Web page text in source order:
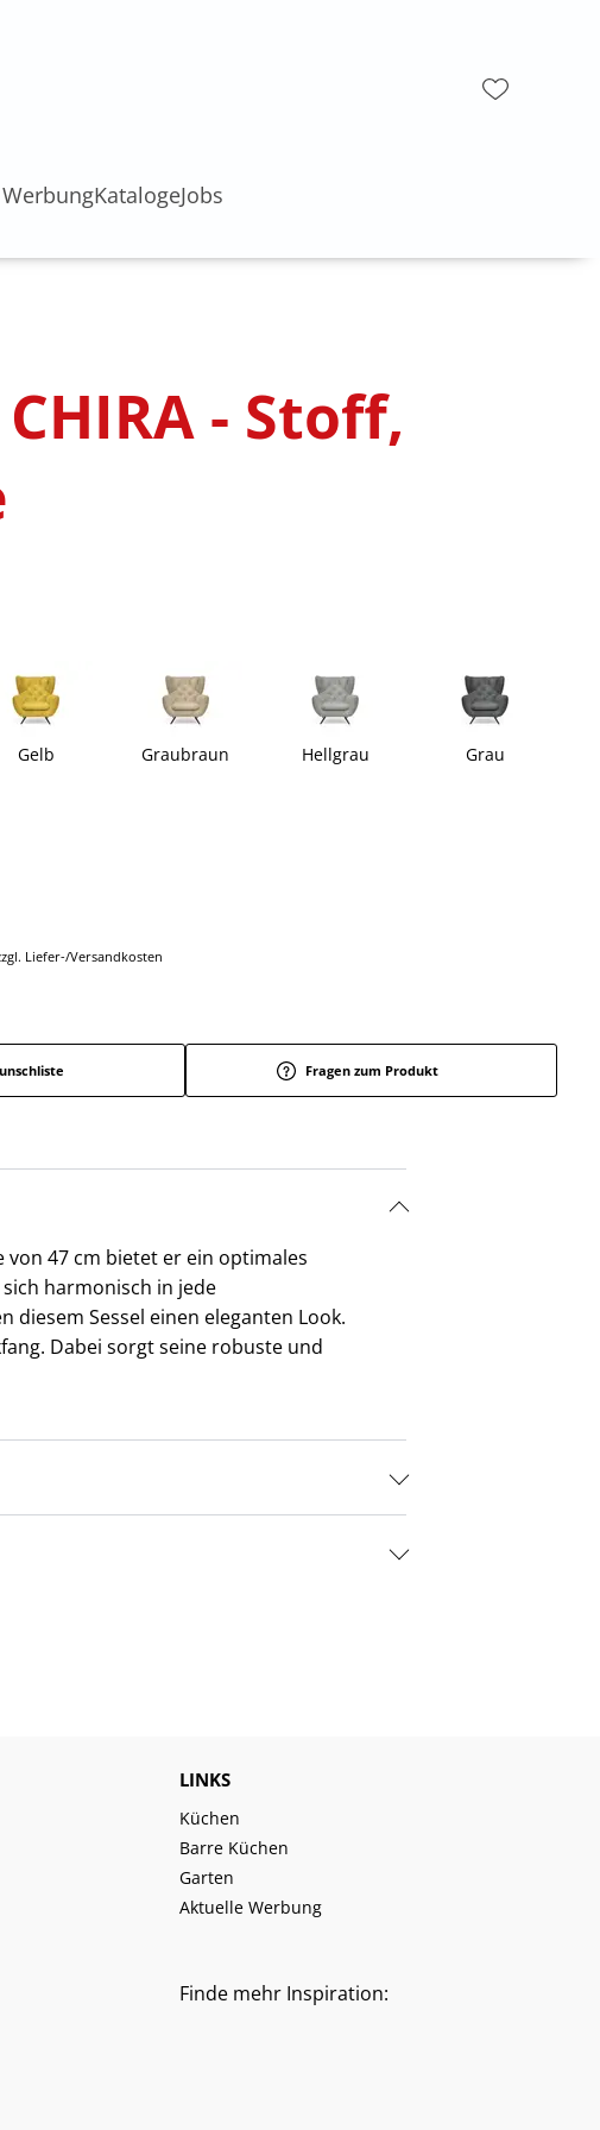
KatalogeJobs
- Stoff,
Gelb Graubraun Hellgrau Grau
Liefer-/Versandkosten
Fragen zum Produkt
von 47 cm bietet er ein optimales
harmonisch in jede
Sessel einen eleganten Look.
Dabei sorgt seine robuste und
LINKS
Küchen
Barre Küchen
Garten
Aktuelle Werbung
Finde mehr Inspiration: